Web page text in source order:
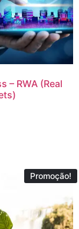
– RWA (Real
Promoção!